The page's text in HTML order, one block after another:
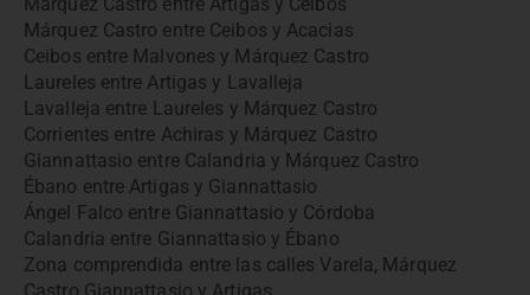
Márquez Castro entre Ceibos y Acacias
Ceibos entre Malvones y Márquez Castro
Laureles entre Artigas y Lavalleja
Lavalleja entre Laureles y Márquez Castro
Corrientes entre Achiras y Márquez Castro
Giannattasio entre Calandria y Márquez Castro
Ébano entre Artigas y Giannattasio
Ángel Falco entre Giannattasio y Córdoba
Calandria entre Giannattasio y Ébano
Zona comprendida entre las calles Varela, Márquez
Castro Giannattasio y Artigas